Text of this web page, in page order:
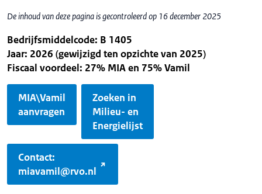
De inhoud van deze pagina is gecontroleerd op 16 december 2025
Bedrijfsmiddelcode: B 1405
Jaar: 2026 (gewijzigd ten opzichte van 2025)
Fiscaal voordeel: 27% MIA en 75% Vamil
MIA\Vamil
aanvragen
Zoeken in
Milieu- en
Energielijst
Contact:
miavamil@rvo.nl